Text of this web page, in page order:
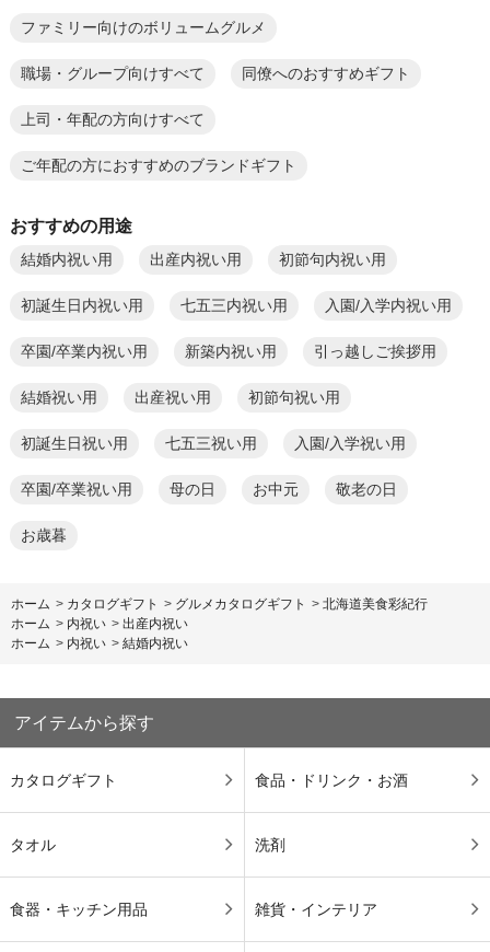
ファミリー向けのボリュームグルメ
職場・グループ向けすべて 同僚へのおすすめギフト
上司・年配の方向けすべて
ご年配の方におすすめのブランドギフト
おすすめの用途
結婚内祝い用 出産内祝い用 初節句内祝い用
初誕生日内祝い用 七五三内祝い用 入園/入学内祝い用
卒園/卒業内祝い用 新築内祝い用 引っ越しご挨拶用
結婚祝い用 出産祝い用 初節句祝い用
初誕生日祝い用 七五三祝い用 入園/入学祝い用
卒園/卒業祝い用 母の日 お中元 敬老の日
お歳暮
ホーム > カタログギフト > グルメカタログギフト > 北海道美食彩紀行
ホーム > 内祝い > 出産内祝い
ホーム > 内祝い > 結婚内祝い
アイテムから探す
カタログギフト 食品・ドリンク・お酒
タオル 洗剤
食器・キッチン用品 雑貨・インテリア